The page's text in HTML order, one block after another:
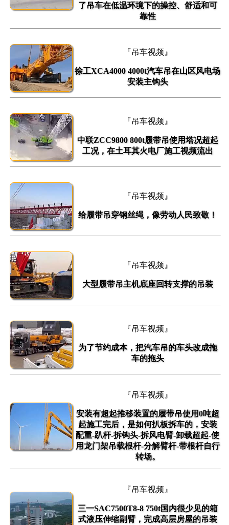
了吊车在低温环境下的操控、舒适和可
靠性
『吊车视频』
徐工XCA4000 4000t汽车吊在山区风电场
安装主钩头
『吊车视频』
中联ZCC9800 800t履带吊使用塔况超起
工况，在土耳其火电厂施工视频流出
『吊车视频』
给履带吊穿钢丝绳，像劳动人民致敬！
『吊车视频』
大型履带吊主机底座回转支撑的吊装
『吊车视频』
为了节约成本，把汽车吊的车头改成拖
车的拖头
『吊车视频』
安装有超起推移装置的履带吊使用0吨超
起施工完后，是如何扒板拆车的，安装
配重-趴杆-拆钩头-拆风电臂-卸载超起-使
用龙门架吊载根杆-分解臂杆-带根杆自行
转场。
『吊车视频』
三一SAC7500T8-8 750t国内很少见的箱
式液压伸缩副臂，完成高层房屋的吊装